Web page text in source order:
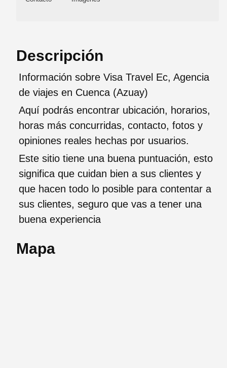
Descripción
Información sobre Visa Travel Ec, Agencia
de viajes en Cuenca (Azuay)
Aquí podrás encontrar ubicación, horarios,
horas más concurridas, contacto, fotos y
opiniones reales hechas por usuarios.
Este sitio tiene una buena puntuación, esto
significa que cuidan bien a sus clientes y
que hacen todo lo posible para contentar a
sus clientes, seguro que vas a tener una
buena experiencia
Mapa